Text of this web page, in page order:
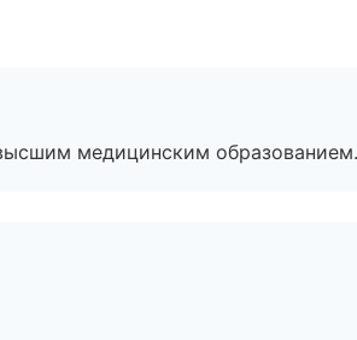
медицинским образованием.